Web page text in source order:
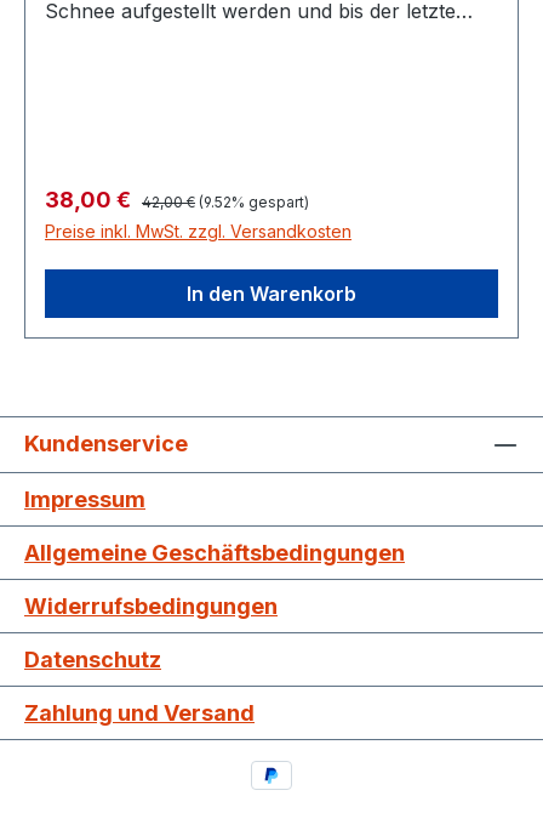
Schnee aufgestellt werden und bis der letzte
Verkaufspreis:
38,00 € Regulärer Preis:
42,00 € (9.52% gespart)
Preise inkl. MwSt. zzgl. Versandkosten
In den Warenkorb
Kundenservice
Impressum
Allgemeine Geschäftsbedingungen
Widerrufsbedingungen
Datenschutz
Zahlung und Versand